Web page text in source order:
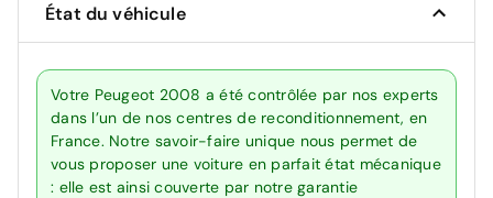
État du véhicule
Votre Peugeot 2008 a été contrôlée par nos experts
dans l’un de nos centres de reconditionnement, en
France. Notre savoir-faire unique nous permet de
vous proposer une voiture en parfait état mécanique
: elle est ainsi couverte par notre garantie